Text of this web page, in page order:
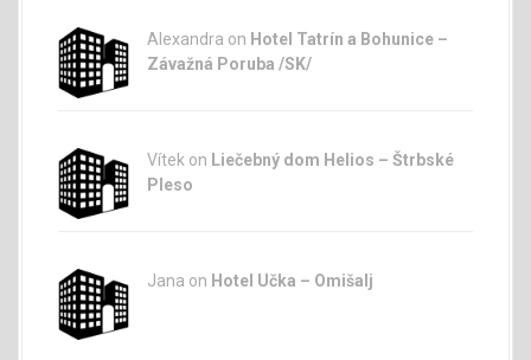
Alexandra on Hotel Tatrín a Bohunice –
Závažná Poruba /SK/
Vítek on Liečebný dom Helios – Štrbské
Pleso
Jana on Hotel Učka – Omišalj